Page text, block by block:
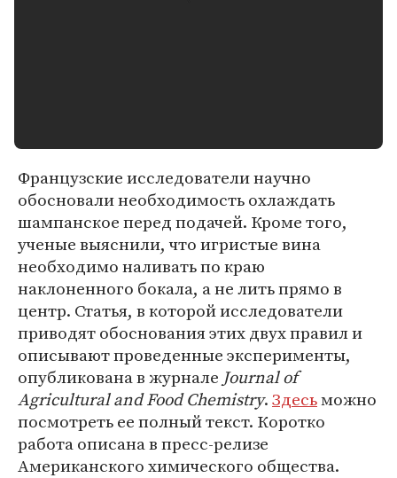
Французские исследователи научно
обосновали необходимость охлаждать
шампанское перед подачей. Кроме того,
ученые выяснили, что игристые вина
необходимо наливать по краю
наклоненного бокала, а не лить прямо в
центр. Статья, в которой исследователи
приводят обоснования этих двух правил и
описывают проведенные эксперименты,
опубликована в журнале Journal of
Agricultural and Food Chemistry.Здесьможно
посмотреть ее полный текст. Коротко
работа описана в пресс-релизе
Американского химического общества.